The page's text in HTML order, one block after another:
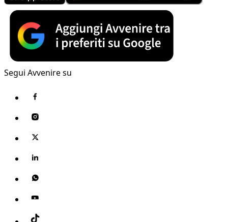
Segui Avvenire su